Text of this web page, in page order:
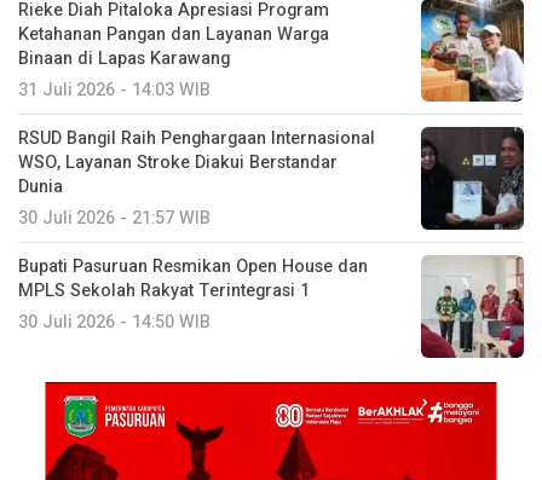
Rieke Diah Pitaloka Apresiasi Program
Ketahanan Pangan dan Layanan Warga
Binaan di Lapas Karawang
31 Juli 2026 - 14:03 WIB
RSUD Bangil Raih Penghargaan Internasional
WSO, Layanan Stroke Diakui Berstandar
Dunia
30 Juli 2026 - 21:57 WIB
Bupati Pasuruan Resmikan Open House dan
MPLS Sekolah Rakyat Terintegrasi 1
30 Juli 2026 - 14:50 WIB